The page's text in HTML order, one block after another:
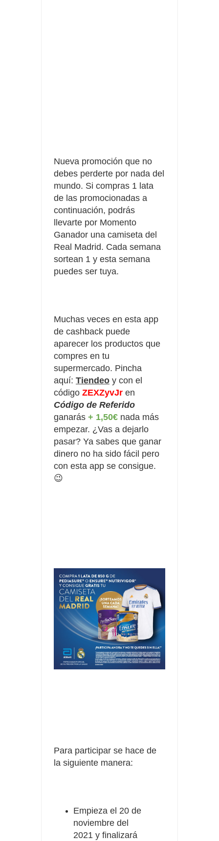
Nueva promoción que no
debes perderte por nada del
mundo. Si compras 1 lata
de las promocionadas a
continuación, podrás
llevarte por Momento
Ganador una camiseta del
Real Madrid. Cada semana
sortean 1 y esta semana
puedes ser tuya.
Muchas veces en esta app
de cashback puede
aparecer los productos que
compres en tu
supermercado. Pincha
aquí: Tiendeo y con el
código ZEXZyvJr
Código de Referido
ganarás + 1,50€ nada más
empezar. ¿Vas a dejarlo
pasar? Ya sabes que ganar
dinero no ha sido fácil pero
con esta app se consigue.
😉
Para participar se hace de
la siguiente manera:
Empieza el 20 de
noviembre del
2021 y finalizará